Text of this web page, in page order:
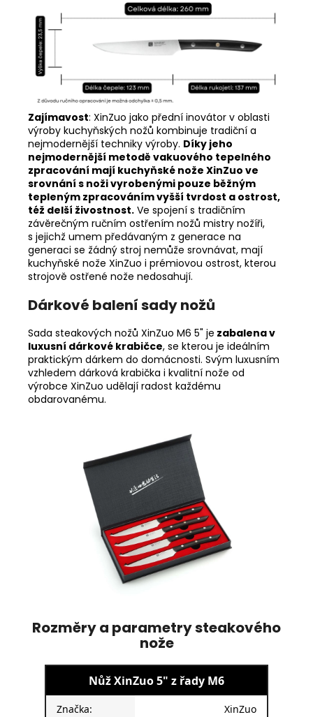
Zajímavost: XinZuo jako přední inovátor v oblasti
výroby kuchyňských nožů kombinuje tradiční a
nejmodernější techniky výroby. Díky jeho
nejmodernější metodě vakuového tepelného
zpracování mají kuchyňské nože XinZuo ve
srovnání s noži vyrobenými pouze běžným
tepleným zpracováním vyšší tvrdost a ostrost,
též delší živostnost. Ve spojení s tradičním
závěrečným ručním ostřením nožů mistry nožíři,
s jejichž umem předávaným z generace na
generaci se žádný stroj nemůže srovnávat, mají
kuchyňské nože XinZuo i prémiovou ostrost, kterou
strojově ostřené nože nedosahují.
Dárkové balení sady nožů
Sada steakových nožů XinZuo M6 5" je zabalena v
luxusní dárkové krabičce, se kterou je ideálním
praktickým dárkem do domácnosti. Svým luxusním
vzhledem dárková krabička i kvalitní nože od
výrobce XinZuo udělají radost každému
obdarovanému.
Rozměry a parametry steakového
nože
Nůž XinZuo 5" z řady M6
Značka: XinZuo